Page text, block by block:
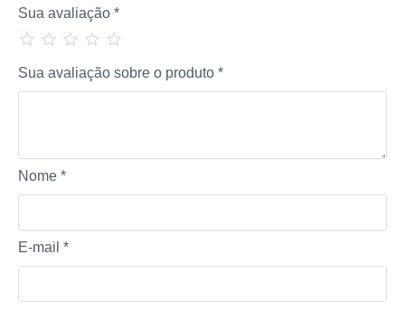
Sua avaliação *
Sua avaliação sobre o produto *
Nome *
E-mail *